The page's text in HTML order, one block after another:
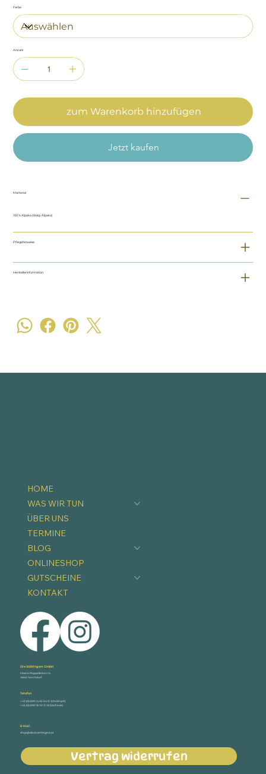
Farbe
Anzahl
zum Warenkorb hinzufügen
Jetzt kaufen
Marterial
100 % Alpaka (Baby Alpaka)
Pflegehinweise
Herstellerinformation
HOME
WAS WIR TUN
ÜBER UNS
TERMINE
BLOG
ONLINESHOP
GUTSCHEINE
KONTAKT
Die Stöttingers GmbH
Obere Pappelleiten 14
4655 Vorchdorf
Telefon
+43 (0) 699 14 05 54 51 (Christoph)
+43 (0) 699 18 10 13 18 (Stefanie)
E-Mail
shop@diestoettingers.at
Vertrag widerrufen